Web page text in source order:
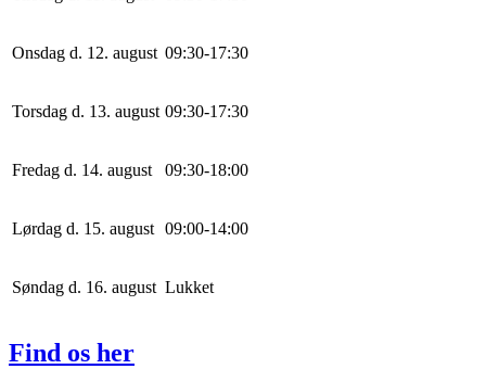
Onsdag d. 12. august 09:30-17:30
Torsdag d. 13. august 09:30-17:30
Fredag d. 14. august 09:30-18:00
Lørdag d. 15. august 09:00-14:00
Søndag d. 16. august Lukket
Find os her